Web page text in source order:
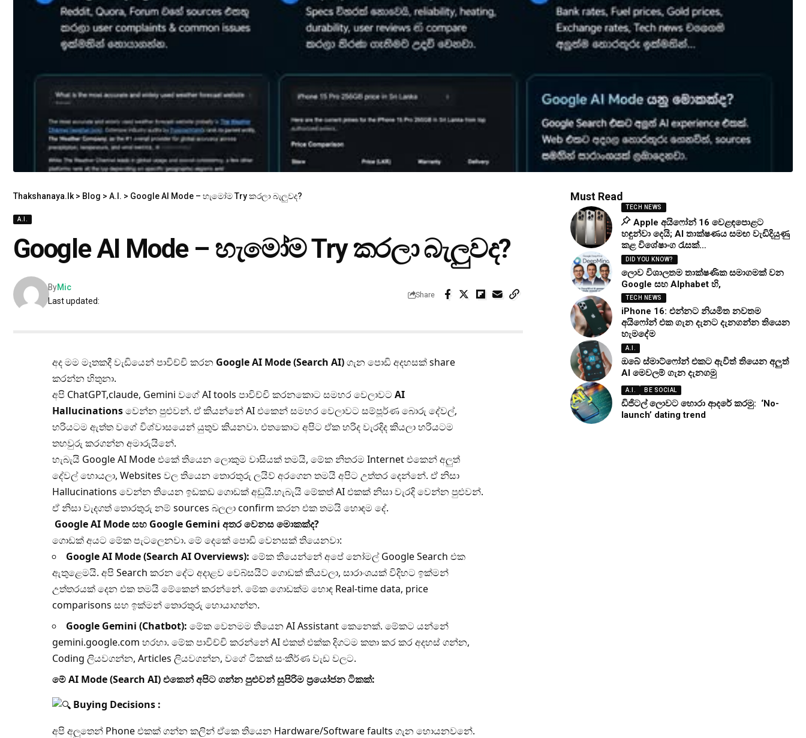
Thakshanaya.lk > Blog > A.I. > Google AI Mode – හැමෝම Try කරලා බැලුවද?
A.I.
Google AI Mode – හැමෝම Try කරලා බැලුවද?
Last updated:
ByMic
Share
අද මම මෑතකදී වැඩියෙන් පාවිච්චි කරන Google AI Mode (Search AI)ගැන පොඩි අදහසක් share
කරන්න හිතුනා.
අපි ChatGPT,claude, Gemini වගේ AI tools පාවිච්චි කරනකොට සමහර වෙලාවට AI
Hallucinationsවෙන්න පුළුවන්. ඒ කියන්නේ AI එකෙන් සමහර වෙලාවට සම්පූර්ණ බොරු දේවල්,
හරියටම ඇත්ත වගේ විශ්වාසයෙන් යුතුව කියනවා. එතකොට අපිට ඒක හරිද වැරදිද කියලා හරියටම
තහවුරු කරගන්න අමාරුයිනේ.
හැබැයි Google AI Mode එකේ තියෙන ලොකුම වාසියක් තමයි, මේක නිතරම Internet එකෙන් අලුත්
දේවල් හොයලා, Websites වල තියෙන තොරතුරු ලයිව් අරගෙන තමයි අපිට උත්තර දෙන්නේ. ඒ නිසා
Hallucinations වෙන්න තියෙන ඉඩකඩ ගොඩක් අඩුයි.හැබැයි මේකත් AI එකක් නිසා වැරදි වෙන්න පුළුවන්.
ඒ නිසා වැදගත් තොරතුරු නම් sources බලලා confirm කරන එක තමයි හොඳම දේ.
Google AI Mode සහ Google Gemini අතර වෙනස මොකක්ද?
ගොඩක් අයට මේක පැටලෙනවා. මේ දෙකේ පොඩි වෙනසක් තියෙනවා:
Google AI Mode (Search AI Overviews): මේක තියෙන්නේ අපේ නෝමල් Google Search එක
ඇතුළෙමයි. අපි Search කරන දේට අදාළව වෙබ්සයිට් ගොඩක් කියවලා, සාරාංශයක් විදිහට ඉක්මන්
උත්තරයක් දෙන එක තමයි මේකෙන් කරන්නේ. මේක ගොඩක්ම හොඳ Real-time data, price
comparisons සහ ඉක්මන් තොරතුරු හොයාගන්න.
Google Gemini (Chatbot): මේක වෙනමම තියෙන AI Assistant කෙනෙක්. මේකට යන්නේ
gemini.google.com හරහා. මේක පාවිච්චි කරන්නේ AI එකත් එක්ක දිගටම කතා කර කර අදහස් ගන්න,
Coding ලියවගන්න, Articles ලියවගන්න, වගේ ටිකක් සංකීර්ණ වැඩ වලට.
මේ AI Mode (Search AI) එකෙන් අපිට ගන්න පුළුවන් සුපිරිම ප්‍රයෝජන ටිකක්:
Buying Decisions :
අපි අලුතෙන් Phone එකක් ගන්න කලින් ඒකෙ තියෙන Hardware/Software faults ගැන හොයනවනේ.
Must Read
TECH NEWS
Apple අයිෆෝන් 16 වෙළඳපොළට
හඳුන්වා දෙයි; AI තාක්ෂණය සමඟ වැඩිදියුණු
කළ විශේෂාංග රැසක්…
DID YOU KNOW?
ලොව විශාලතම තාක්ෂණික සමාගමක් වන
Google සහ Alphabet හි,
TECH NEWS
iPhone 16: එන්නට නියමිත නවතම
අයිෆෝන් එක ගැන දැනට දැනගන්න තියෙන
හැමදේම
A.I.
ඔබේ ස්මාට්ෆෝන් එකට ඇවිත් තියෙන අලුත්
AI මෙවලම් ගැන දැනගමු
A.I. BE SOCIAL
ඩිජිටල් ලොවට හොරා ආදරේ කරමු: ‘No-
launch’ dating trend